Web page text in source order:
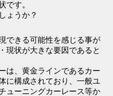
です。
ょうか？
できる可能性を感じる事が
現状が大きな要因であると
は、黄金ラインであるカー
に構成されており、一般ユ
ューニングカーレース等か